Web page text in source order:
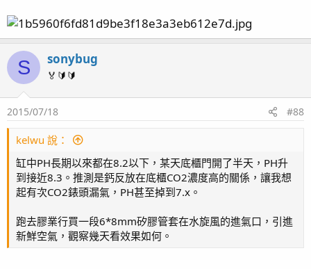
S sonybug
🏅🔰🔰
2015/07/18 #88
kelwu 說：
缸中PH長期以來都在8.2以下，某天底櫃門開了半天，PH升
到接近8.3。推測是鈣反放在底櫃CO2濃度高的關係，讓我想
起有次CO2錶頭漏氣，PH甚至掉到7.x。
跑去膠業行買一段6*8mm矽膠管套在水旋風的進氣口，引進
新鮮空氣，觀察幾天看效果如何。